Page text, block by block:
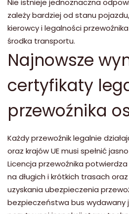
Nie istnieje jednoznaczna
zależy bardziej od stanu
kierowcy i legalności
środka transportu.
Najnowsze
certyfikaty
przewoźnika
Każdy przewoźnik legalnie
oraz krajów UE musi spełnić
Licencja przewoźnika
na długich i krótkich trasach
uzyskania ubezpieczenia
bezpieczeństwa bus